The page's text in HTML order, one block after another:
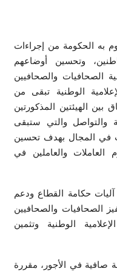
به الحكومة من إجراءات
وتحسين أوضاعهم
الصحافيات والصحافيين
الوطنية تبقى من
بين الهيئتين المذكورتين
والتواصل والتي ستبقى
في المجال بهدف تحسين
والعاملين في
آليات حكامة القطاع ودعم
الصحافيات والصحافيين
الوطنية وتثمين
صافية في الأجور، مقررة